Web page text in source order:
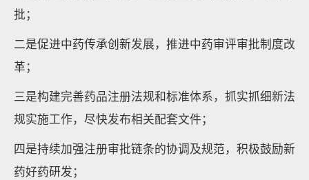
批；
二是促进中药传承创新发展，推进中药审评审批制度改
革；
三是构建完善药品注册法规和标准体系，抓实抓细新法
规实施工作，尽快发布相关配套文件；
四是持续加强注册审批链条的协调及规范，积极鼓励新
药好药研发；